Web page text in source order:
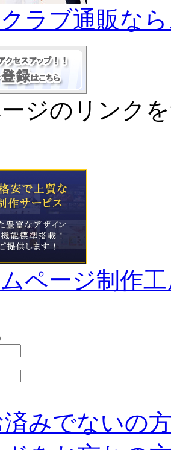
ラブ通販な
ジのリンク
ページ制作
みでないの